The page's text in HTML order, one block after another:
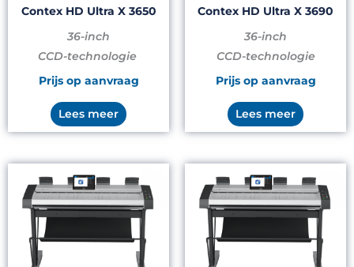
Contex HD Ultra X 3650
36-inch
CCD-technologie
Prijs op aanvraag
Lees meer
Contex HD Ultra X 3690
36-inch
CCD-technologie
Prijs op aanvraag
Lees meer